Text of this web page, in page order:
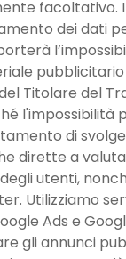
facoltativo.
dei dati
Titolare del
l'impossibilità
di
dirette a
utenti,
Utilizziamo
Ads e
gli annunci